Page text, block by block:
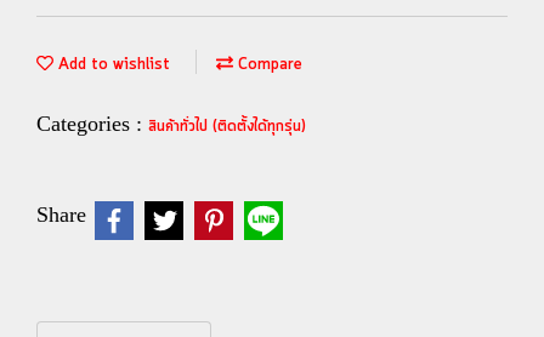
Add to wishlist Compare
Categories : สินค้าทั่วไป (ติดตั้งได้ทุกรุ่น)
Share